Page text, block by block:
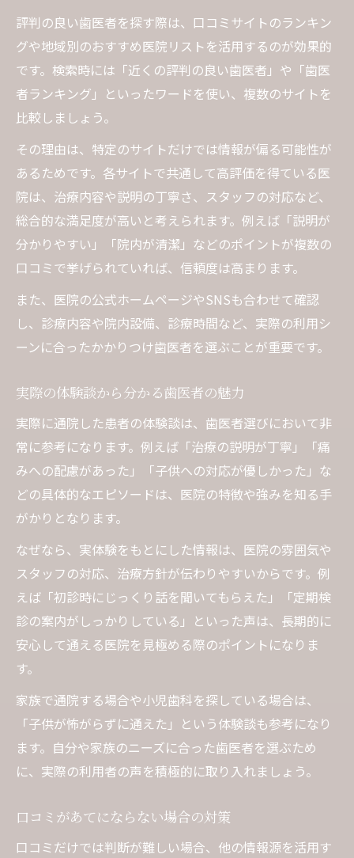
評判の良い歯医者を探す際は、口コミサイトのランキン
グや地域別のおすすめ医院リストを活用するのが効果的
です。検索時には「近くの評判の良い歯医者」や「歯医
者ランキング」といったワードを使い、複数のサイトを
比較しましょう。
その理由は、特定のサイトだけでは情報が偏る可能性が
あるためです。各サイトで共通して高評価を得ている医
院は、治療内容や説明の丁寧さ、スタッフの対応など、
総合的な満足度が高いと考えられます。例えば「説明が
分かりやすい」「院内が清潔」などのポイントが複数の
口コミで挙げられていれば、信頼度は高まります。
また、医院の公式ホームページやSNSも合わせて確認
し、診療内容や院内設備、診療時間など、実際の利用シ
ーンに合ったかかりつけ歯医者を選ぶことが重要です。
実際の体験談から分かる歯医者の魅力
実際に通院した患者の体験談は、歯医者選びにおいて非
常に参考になります。例えば「治療の説明が丁寧」「痛
みへの配慮があった」「子供への対応が優しかった」な
どの具体的なエピソードは、医院の特徴や強みを知る手
がかりとなります。
なぜなら、実体験をもとにした情報は、医院の雰囲気や
スタッフの対応、治療方針が伝わりやすいからです。例
えば「初診時にじっくり話を聞いてもらえた」「定期検
診の案内がしっかりしている」といった声は、長期的に
安心して通える医院を見極める際のポイントになりま
す。
家族で通院する場合や小児歯科を探している場合は、
「子供が怖がらずに通えた」という体験談も参考になり
ます。自分や家族のニーズに合った歯医者を選ぶため
に、実際の利用者の声を積極的に取り入れましょう。
口コミがあてにならない場合の対策
口コミだけでは判断が難しい場合、他の情報源を活用す